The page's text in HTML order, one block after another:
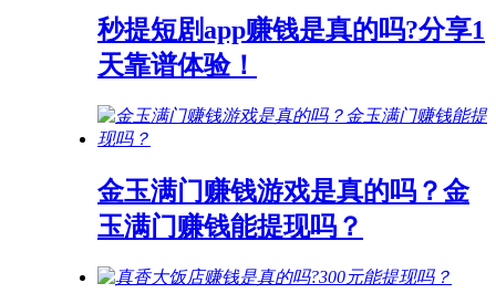
秒提短剧app赚钱是真的吗?分享1
天靠谱体验！
金玉满门赚钱游戏是真的吗？金
玉满门赚钱能提现吗？